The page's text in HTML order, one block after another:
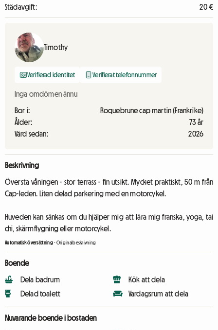
Städavgift:
20 €
Timothy
Verifierad identitet Verifierat telefonnummer
Inga omdömen ännu
Bor i:
Roquebrune cap martin (Frankrike)
Ålder:
73 år
Värd sedan:
2026
Beskrivning
Översta våningen - stor terrass - fin utsikt. Mycket praktiskt, 50 m från
Cap-leden. Liten delad parkering med en motorcykel.
Huveden kan sänkas om du hjälper mig att lära mig franska, yoga, tai
chi, skärmflygning eller motorcykel.
Automatisk översättning-Originalbeskrivning
Boende
Dela badrum
Delad toalett
Kök att dela
Vardagsrum att dela
Nuvarande boende i bostaden